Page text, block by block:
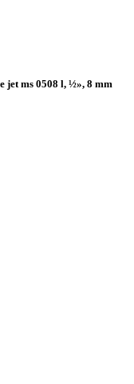
jet ms 0508 l, ½», 8 mm